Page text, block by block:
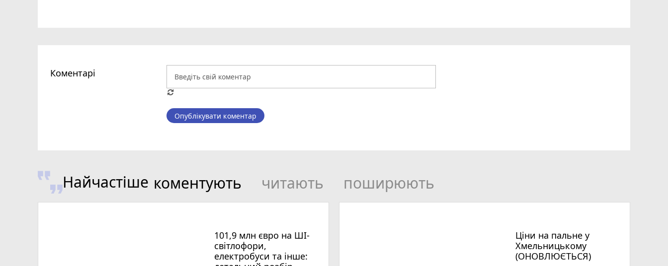
Коментарі
Опублікувати коментар
Найчастіше коментують читають поширюють
101,9 млн євро на ШІ-
світлофори,
електробуси та інше:
Ціни на пальне у
Хмельницькому
(ОНОВЛЮЄТЬСЯ)